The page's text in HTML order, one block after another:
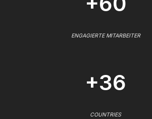
ENGAGIERTE MITARBEITER
+36
COUNTRIES